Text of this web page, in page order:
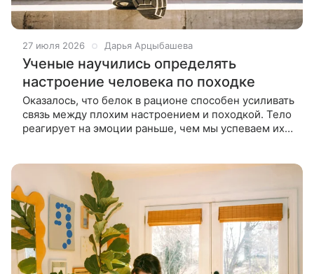
27 июля 2026 Дарья Арцыбашева
Ученые научились определять
настроение человека по походке
Оказалось, что белок в рационе способен усиливать
связь между плохим настроением и походкой. Тело
реагирует на эмоции раньше, чем мы успеваем их